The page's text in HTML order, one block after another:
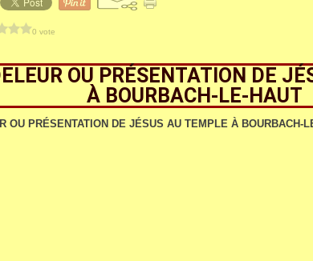
0 vote
OU PRÉSENTATION DE
À BOURBACH-LE-HAUT